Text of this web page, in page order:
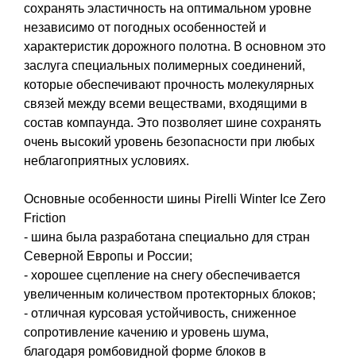
сохранять эластичность на оптимальном уровне
независимо от погодных особенностей и
характеристик дорожного полотна. В основном это
заслуга специальных полимерных соединений,
которые обеспечивают прочность молекулярных
связей между всеми веществами, входящими в
состав компаунда. Это позволяет шине сохранять
очень высокий уровень безопасности при любых
неблагоприятных условиях.
Основные особенности шины Pirelli Winter Ice Zero
Friction
- шина была разработана специально для стран
Северной Европы и России;
- хорошее сцепление на снегу обеспечивается
увеличенным количеством протекторных блоков;
- отличная курсовая устойчивость, сниженное
сопротивление качению и уровень шума,
благодаря ромбовидной форме блоков в